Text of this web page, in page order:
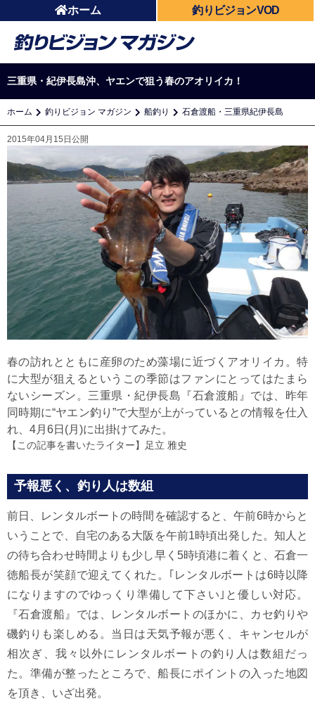
ホーム 釣りビジョンVOD
三重県・紀伊長島沖、ヤエンで狙う春のアオリイカ！
ホーム 釣りビジョン マガジン 船釣り 石倉渡船・三重県紀伊長島
2015年04月15日公開
春の訪れとともに産卵のため藻場に近づくアオリイカ。特
に大型が狙えるというこの季節はファンにとってはたまら
ないシーズン。三重県・紀伊長島『石倉渡船』では、昨年
同時期に“ヤエン釣り”で大型が上がっているとの情報を仕入
れ、4月6日(月)に出掛けてみた。
【この記事を書いたライター】 足立 雅史
予報悪く、釣り人は数組
前日、レンタルボートの時間を確認すると、午前6時からと
いうことで、自宅のある大阪を午前1時頃出発した。知人と
の待ち合わせ時間よりも少し早く5時頃港に着くと、石倉一
徳船長が笑顔で迎えてくれた。｢レンタルボートは6時以降
になりますのでゆっくり準備して下さい｣と優しい対応。
『石倉渡船』では、レンタルボートのほかに、カセ釣りや
磯釣りも楽しめる。当日は天気予報が悪く、キャンセルが
相次ぎ、我々以外にレンタルボートの釣り人は数組だっ
た。準備が整ったところで、船長にポイントの入った地図
を頂き、いざ出発。